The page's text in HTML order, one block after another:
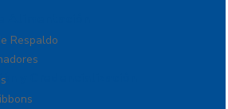
Alimentación
Respaldo
y Credencialización